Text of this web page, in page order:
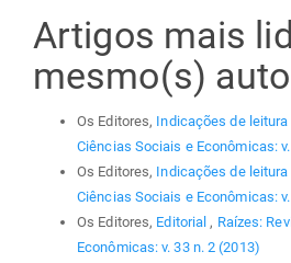
Artigos mais
mesmo(s)
Os Editores, Indicações de leitura
Ciências Sociais e Econômicas:
Os Editores, Indicações de leitura
Ciências Sociais e Econômicas:
Os Editores, Editorial, Raízes:
Econômicas: v. 33 n. 2 (2013)